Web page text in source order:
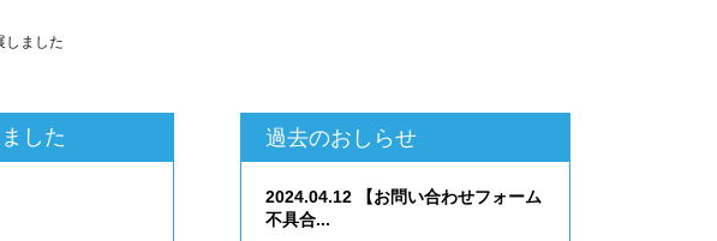
ました
した 過去のおしらせ
2024.04.12 【お問い合わせフォーム
不具合...